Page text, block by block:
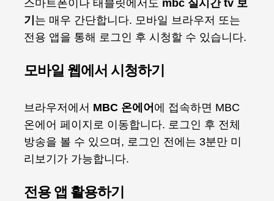
스마트폰이나 태블릿에서도 mbc 실시간 tv 보
기 는 매우 간단합니다. 모바일 브라우저 또는
전용 앱을 통해 로그인 후 시청할 수 있습니다.
모바일 웹에서 시청하기
브라우저에서 MBC 온에어 에 접속하면 MBC
온에어 페이지로 이동합니다. 로그인 후 전체
방송을 볼 수 있으며, 로그인 전에는 3분만 미
리보기가 가능합니다.
전용 앱 활용하기